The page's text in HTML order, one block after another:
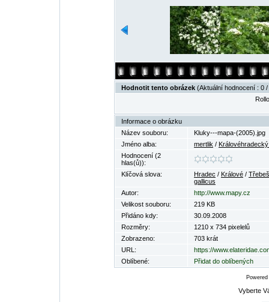
Hodnotit tento obrázek (Aktuální hodnocení : 0
Informace o obrázku
Název souboru:
Kluky---mapa-(2005).jpg
Jméno alba:
mertlik /
Hodnocení (2
hlas(ů)):
Klíčová slova:
Hradec / Králové / Třebeš
gallicus
Autor:
http://www.mapy.cz
Velikost souboru:
219 KB
Přidáno kdy:
30.09.2008
Rozměry:
1210 x 734 pixelelů
Zobrazeno:
703 krát
URL:
https://
Oblíbené:
Přidat do oblíbených
Vyberte